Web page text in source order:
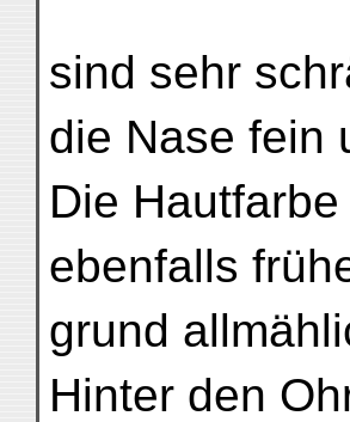
sind sehr
die Nase fein
Die
ebenfalls
grund
Hinter den